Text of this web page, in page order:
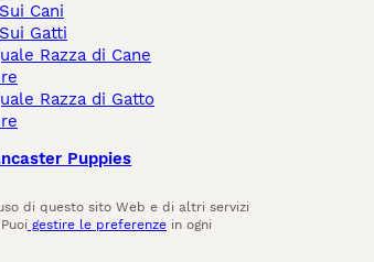
Cani
Gatti
Razza di Cane
Razza di Gatto
Puppies
di questo sito Web e di altri servizi
gestire le preferenze in ogni